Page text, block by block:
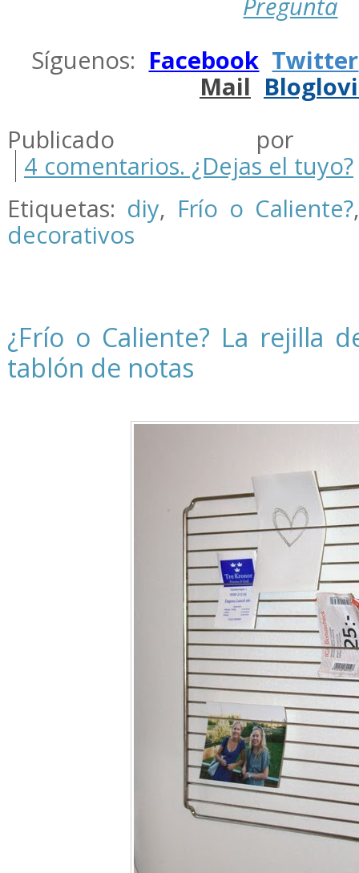
Síguenos: Facebook Twitter
Mail
Publicado por
4 comentarios. ¿Dejas el tuyo?
Etiquetas: diy, Frío o Caliente?
decorativos
¿Frío o Caliente? La rejilla
tablón de notas